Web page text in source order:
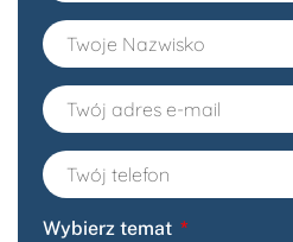
Wybierz temat